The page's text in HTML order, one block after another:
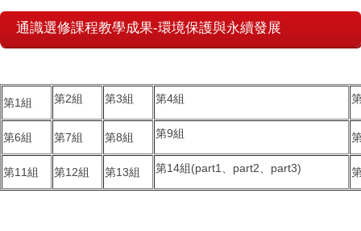
通識選修課程教學成果-環境保護與永續發展
第1組 第2組 第3組 第4組
第6組 第7組 第8組 第9組
第11組 第12組 第13組 第14組(part1、 part2、 part3)